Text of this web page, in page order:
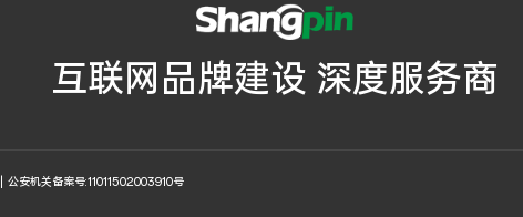
互联网品牌建设 深度服务商
公安机关备案号:11011502003910号